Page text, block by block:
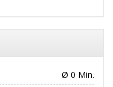
Ø 0 Min.